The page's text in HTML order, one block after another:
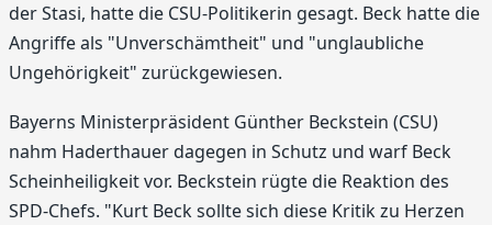
der Stasi, hatte die CSU-Politikerin gesagt. Beck hatte die
Angriffe als "Unverschämtheit" und "unglaubliche
Ungehörigkeit" zurückgewiesen.
Bayerns Ministerpräsident Günther Beckstein (CSU)
nahm Haderthauer dagegen in Schutz und warf Beck
Scheinheiligkeit vor. Beckstein rügte die Reaktion des
SPD-Chefs. "Kurt Beck sollte sich diese Kritik zu Herzen